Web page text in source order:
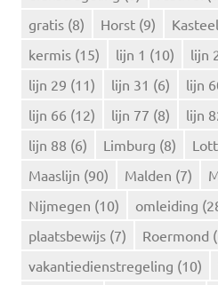
gratis (8) Horst (9)
kermis (15) lijn 1 (10) lijn
lijn 29 (11) lijn 31 (6) lijn
lijn 66 (12) lijn 77 (8) lijn
lijn 88 (6) Limburg (8)
Maaslijn (90) Malden (7)
Nijmegen (10) omleiding
plaatsbewijs (7) Roermond
vakantiedienstregeling (10)